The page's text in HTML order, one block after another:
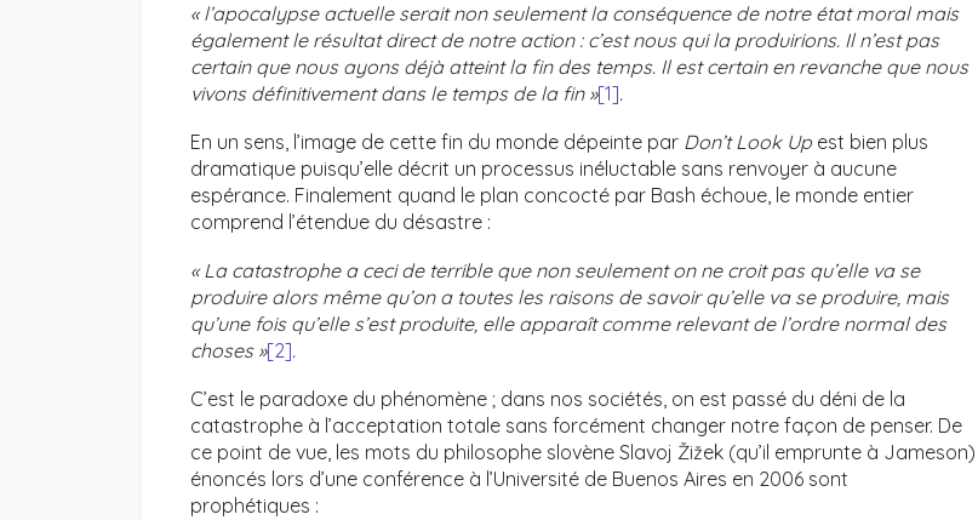
« l’apocalypse actuelle serait non seulement la conséquence de notre état moral mais
également le résultat direct de notre action : c’est nous qui la produirions. Il n’est pas
certain que nous ayons déjà atteint la fin des temps. Il est certain en revanche que nous
vivons définitivement dans le temps de la fin »[1].
En un sens, l’image de cette fin du monde dépeinte par Don’t Look Up est bien plus
dramatique puisqu’elle décrit un processus inéluctable sans renvoyer à aucune
espérance. Finalement quand le plan concocté par Bash échoue, le monde entier
comprend l’étendue du désastre :
« La catastrophe a ceci de terrible que non seulement on ne croit pas qu’elle va se
produire alors même qu’on a toutes les raisons de savoir qu’elle va se produire, mais
qu’une fois qu’elle s’est produite, elle apparaît comme relevant de l’ordre normal des
choses »[2].
C’est le paradoxe du phénomène ; dans nos sociétés, on est passé du déni de la
catastrophe à l’acceptation totale sans forcément changer notre façon de penser. De
ce point de vue, les mots du philosophe slovène Slavoj Žižek (qu’il emprunte à Jameson)
énoncés lors d’une conférence à l’Université de Buenos Aires en 2006 sont
prophétiques :